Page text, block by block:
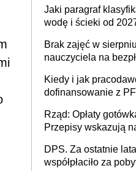
Jaki paragraf
wodę i ścieki od
Brak zajęć w
nauczyciela na
Kiedy i jak
dofinansowanie z
Rząd: Opłaty
Przepisy wskazują
DPS. Za ostatnie
współpłaciło za